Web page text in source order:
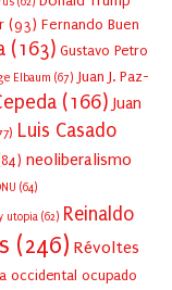
(93) Fernando Buen
(163) Gustavo Petro
Elbaum (67) Juan J. Paz-
(166) Juan
Luis Casado
neoliberalismo
(64)
utopia (62) Reinaldo
(246) Révoltes
occidental ocupado